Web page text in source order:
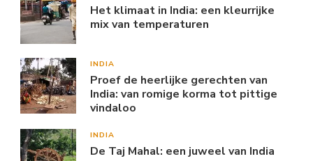
Het klimaat in India: een kleurrijke
mix van temperaturen
INDIA
Proef de heerlijke gerechten van
India: van romige korma tot pittige
vindaloo
INDIA
De Taj Mahal: een juweel van India